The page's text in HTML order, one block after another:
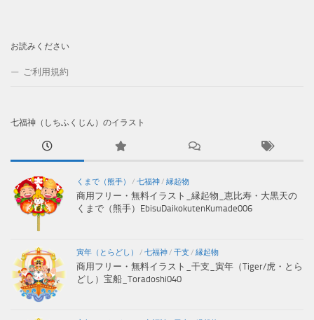
お読みください
ご利用規約
七福神（しちふくじん）のイラスト
くまで（熊手） / 七福神/ 縁起物
商用フリー・無料イラスト_縁起物_恵比寿・大黒天の
くまで（熊手）EbisuDaikokutenKumade006
寅年（とらどし） / 七福神/ 干支 / 縁起物
商用フリー・無料イラスト_干支_寅年（Tiger/虎・とら
どし）宝船_Toradoshi040